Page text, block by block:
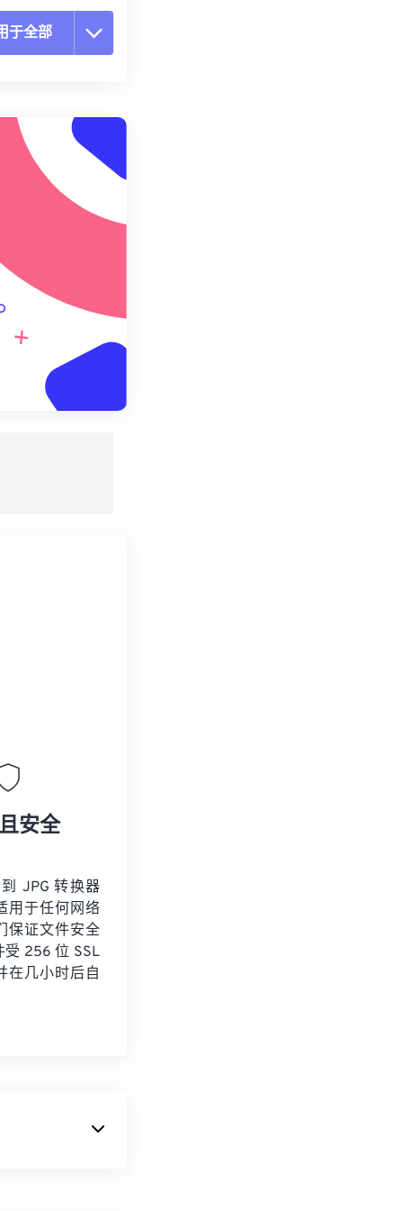
于全部
应用
预设
安全
JPG 转换器
用于任何网络
保证文件安全
受 256 位 SSL
在几小时后自